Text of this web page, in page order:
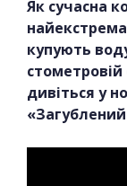
Як сучасна
купують
стометровій
дивіться у
«Загублений